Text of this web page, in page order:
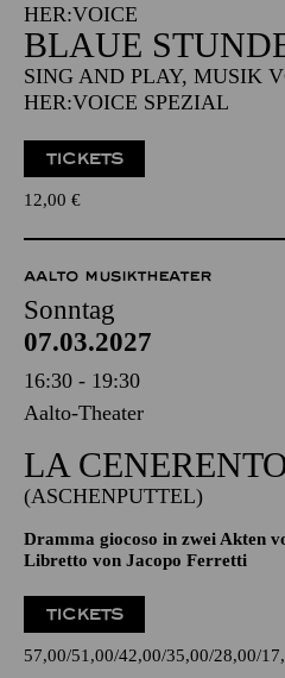
Aalto-Foyer
IM RAHMEN DES
HER:VOICE
BLAUE STUNDE
SING AND PLAY, MUSIK
HER:VOICE SPEZIAL
12,00€
AALTO MUSIKTHEATER
Sonntag
07.03.2027
16:30 - 19:30
Aalto-Theater
LA
(ASCHENPUTTEL)
Dramma giocoso in zwei Akten
Libretto von Jacopo Ferretti